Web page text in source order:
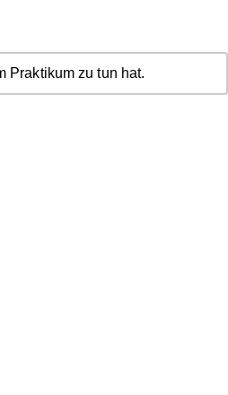
Praktikum zu tun hat.